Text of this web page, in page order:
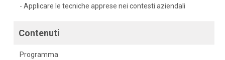
- Applicare le tecniche apprese nei contesti aziendali
Contenuti
Programma